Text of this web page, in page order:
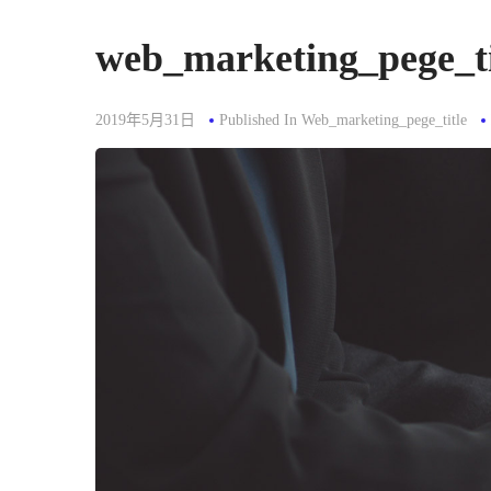
2019年5月31日 Published In Web_marketing_pege_title